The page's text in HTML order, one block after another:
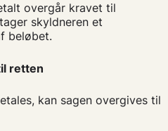
overgår kravet til
skyldneren et
beløbet.
retten
kan sagen overgives til